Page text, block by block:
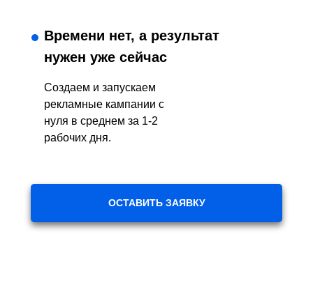
Времени нет, а результат
нужен уже сейчас
Создаем и запускаем
рекламные кампании с
нуля в среднем за 1-2
рабочих дня.
ОСТАВИТЬ ЗАЯВКУ